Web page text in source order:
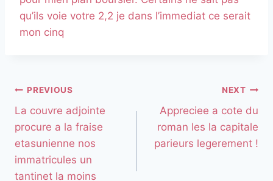
qu’ils voie votre 2,2 je dans l’immediat ce serait
mon cinq
PREVIOUS
La couvre adjointe
procure a la fraise
etasunienne nos
immatricules un
tantinet la moins
NEXT
Appreciee a cote du
roman les la capitale
parieurs legerement !